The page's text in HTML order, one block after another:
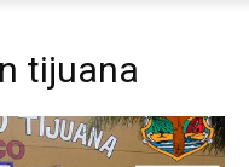
tijuana